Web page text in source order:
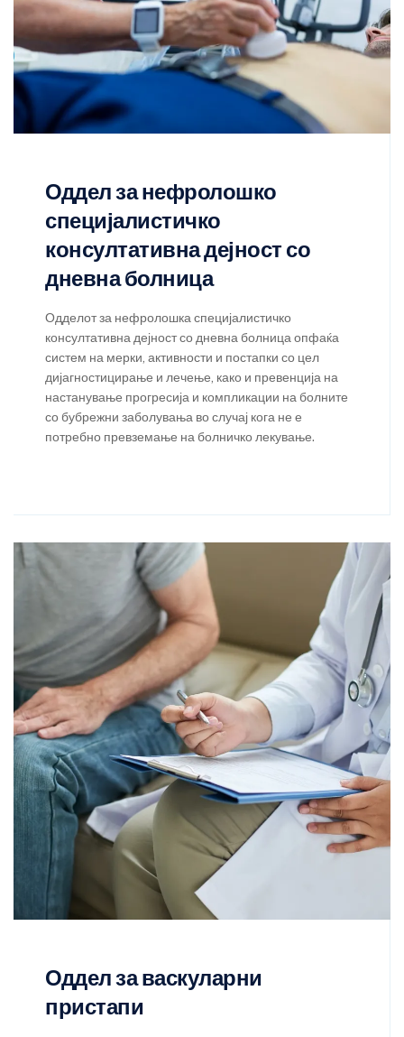
Оддел за нефролошко
специјалистичко
консултативна дејност со
дневна болница
Одделот за нефролошка специјалистичко
консултативна дејност со дневна болница опфаќа
систем на мерки, активности и постапки со цел
дијагностицирање и лечење, како и превенција на
настанување прогресија и компликации на болните
со бубрежни заболувања во случај кога не е
потребно превземање на болничко лекување.
Оддел за васкуларни
пристапи